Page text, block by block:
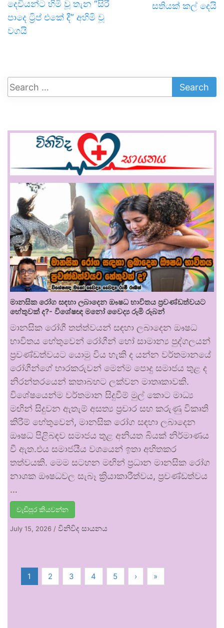
දෙවියන්ට හිමි වූ තැන “සිරී
පාදෙ ට්‍රිප් එකේ දී” අහිමි වූ
වගයි
සතියක් කල් දෙයි
මානසික රෝග සඳහා ලබාදෙන ඖෂධ භාවිතය ප්‍රචණ්ඩත්වයට
හේතුවක් ද?- විශේෂඥ මනෝ වෛද්‍ය රූමි රූබන්
මානසික රෝගී තත්ත්වයන් සඳහා ලබාදෙන ඖෂධ
භාවිතය හේතුවෙන් රෝගීන් හෝ සාමාන්‍ය පුද්ගලයන්
ප්‍රචණ්ඩත්වයට යොමු විය හැකි ද යන්න වර්තමානයේ
රෝගීන්ගේ භාරකරුවන් මෙන්ම පොදු සමාජය තුළ ද
නිරන්තරයෙන් කතාබහට ලක්වන මාතෘකාවකි.
විශේෂයෙන්ම වර්තමාන සිදුවීම් මුල් කොට මාධ්‍ය
මඟින් සිදුවන ඇතැම් අසත්‍ය ප්‍රචාර සහ කරුණු විකෘති
කිරීම් හේතුවෙන්, මානසික රෝග සඳහා ලබාදෙන
ඖෂධ පිළිබඳව සමාජය තුළ අනියත බියක් නිර්මාණය
වී ඇත.එය සමාජයීය වශයෙන් ඉතා අහිතකර
තත්වයකි. මෙම සටහන මඟින් ප්‍රධාන මානසික රෝග
නාශක ඖෂධවල සැබෑ ක්‍රියාකාරීත්වය, ප්‍රචණ්ඩත්වය
…
වැඩිපුර කියවන්න
July 15, 2026 / විනිවිද සායනය
1 2 3 4 5 › »